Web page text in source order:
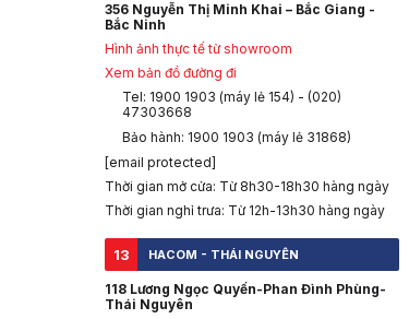
356 Nguyễn Thị Minh Khai – Bắc Giang -
Bắc Ninh
Hình ảnh thực tế từ showroom
Xem bản đồ đường đi
Tel: 1900 1903 (máy lẻ 154) - (020)
47303668
Bảo hành: 1900 1903 (máy lẻ 31868)
[email protected]
Thời gian mở cửa: Từ 8h30-18h30 hàng ngày
Thời gian nghỉ trưa: Từ 12h-13h30 hàng ngày
13 HACOM - THÁI NGUYÊN
118 Lương Ngọc Quyến-Phan Đình Phùng-
Thái Nguyên